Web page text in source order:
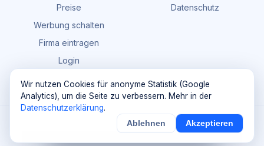
Preise
Werbung schalten
Firma eintragen
Login
Datenschutz
Maik Möhring Media · Ermatingen
Firmendaten teils © OpenStreetMap-Mitwirkende (ODbL)
Details Sichern ×
Wir nutzen Cookies für anonyme Statistik (Google
Analytics), um die Seite zu verbessern. Mehr in der
Datenschutzerklärung.
Ablehnen Akzeptieren